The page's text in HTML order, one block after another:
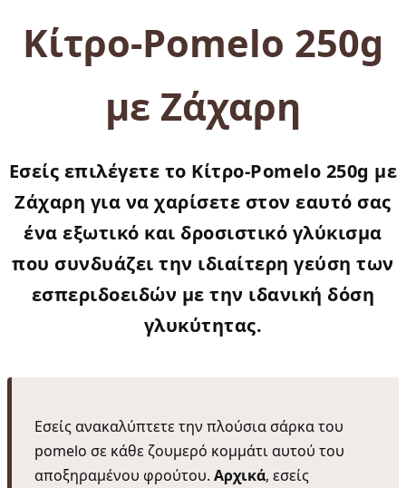
Κίτρο-Pomelo 250g
με Ζάχαρη
Εσείς επιλέγετε το Κίτρο-Pomelo 250g με
Ζάχαρη για να χαρίσετε στον εαυτό σας
ένα εξωτικό και δροσιστικό γλύκισμα
που συνδυάζει την ιδιαίτερη γεύση των
εσπεριδοειδών με την ιδανική δόση
γλυκύτητας.
Εσείς ανακαλύπτετε την πλούσια σάρκα του
pomelo σε κάθε ζουμερό κομμάτι αυτού του
αποξηραμένου φρούτου. Αρχικά, εσείς